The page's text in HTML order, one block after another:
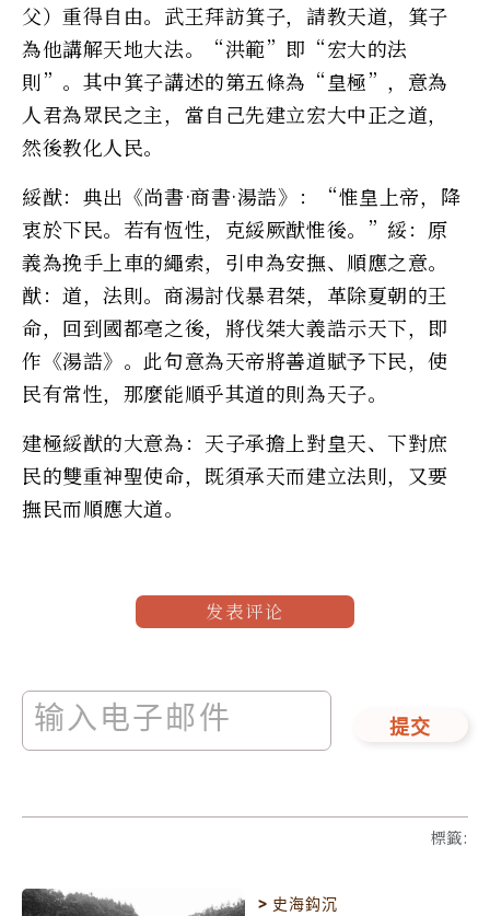
父）重得自由。武王拜訪箕子，請教天道，箕子
為他講解天地大法。“洪範”即“宏大的法
則”。其中箕子講述的第五條為“皇極”，意為
人君為眾民之主，當自己先建立宏大中正之道，
然後教化人民。
綏猷：典出《尚書·商書·湯誥》：“惟皇上帝，降
衷於下民。若有恆性，克綏厥猷惟後。”綏：原
義為挽手上車的繩索，引申為安撫、順應之意。
猷：道，法則。商湯討伐暴君桀，革除夏朝的王
命，回到國都亳之後，將伐桀大義誥示天下，即
作《湯誥》。此句意為天帝將善道賦予下民，使
民有常性，那麼能順乎其道的則為天子。
建極綏猷的大意為：天子承擔上對皇天、下對庶
民的雙重神聖使命，既須承天而建立法則，又要
撫民而順應大道。
发表评论
提交
標籤:
> 史海鈎沉